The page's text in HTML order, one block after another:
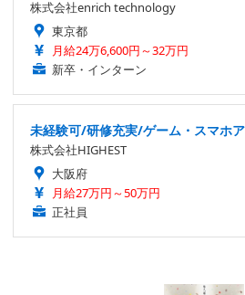
株式会社enrich technology
東京都
月給24万6,600円～32万円
新卒・インターン
未経験可/研修充実/ゲーム・スマホ
株式会社HIGHEST
大阪府
月給27万円～50万円
正社員